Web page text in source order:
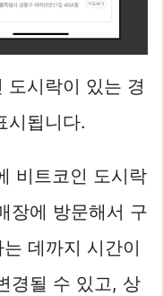
도시락이 있는 경
시됩니다.
비트코인 도시락
장에 방문해서 구
데까지 시간이
경될 수 있고, 상